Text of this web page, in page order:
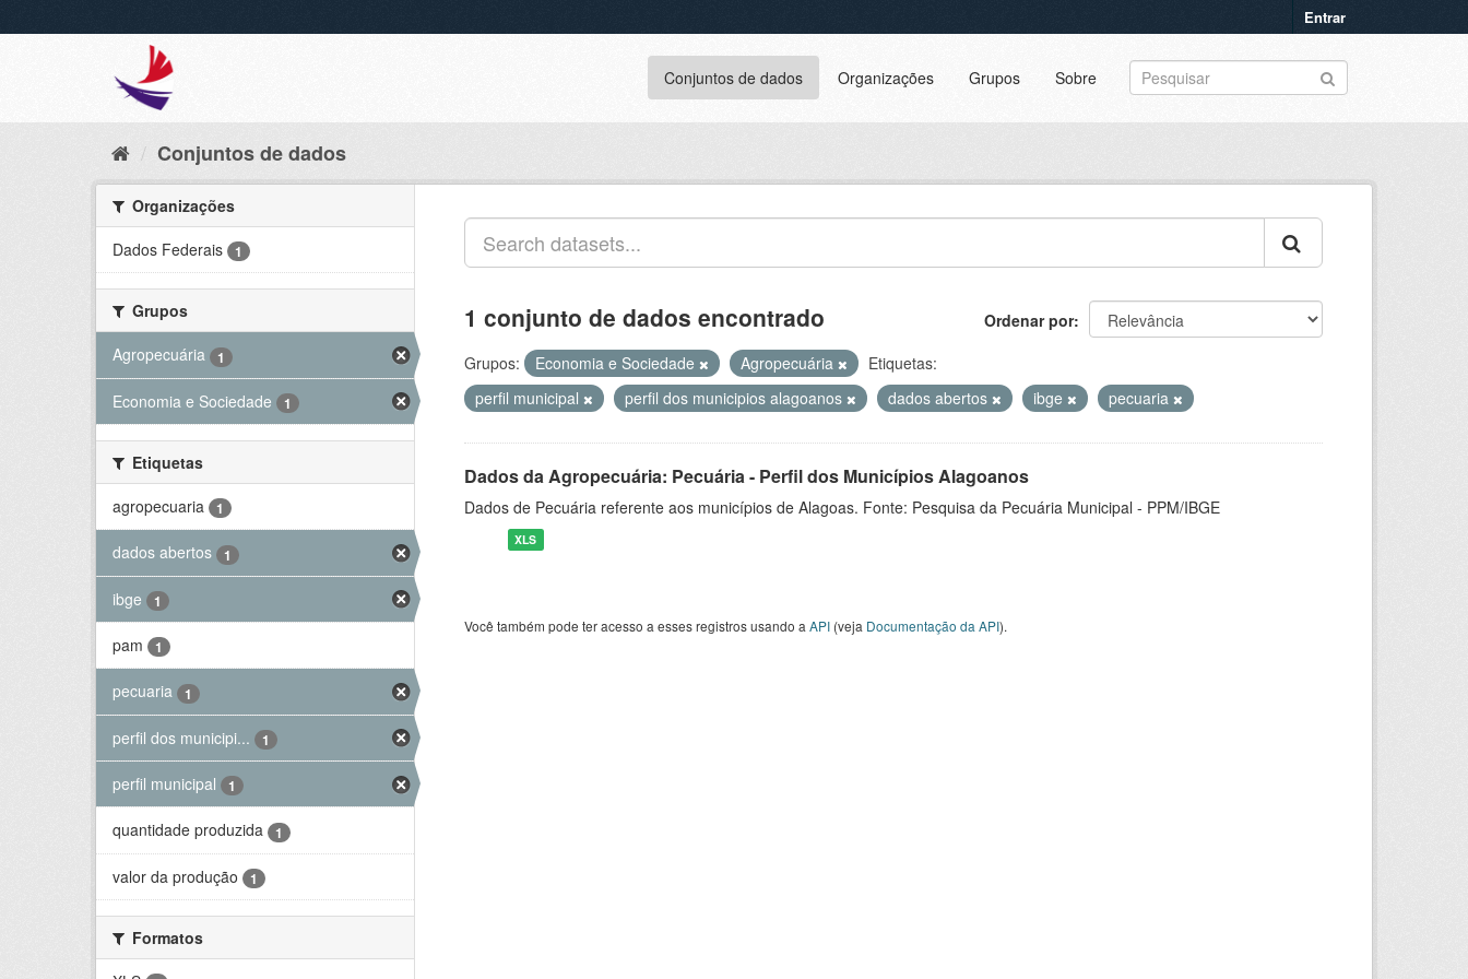
Entrar
Conjuntos de dados Organizações Grupos Sobre
Conjuntos de dados
Organizações
Dados Federais
1
Grupos
Agropecuária
1
Economia e Sociedade 1
Etiquetas
agropecuaria
1
dados abertos 1
ibge 1
pam 1
pecuaria 1
perfil dos municipi... 1
perfil municipal 1
quantidade produzida 1
valor da produção 1
Formatos
Ordenar por
1 conjunto de dados encontrado
Grupos: Economia e Sociedade Agropecuária
Etiquetas:
perfil municipal
perfil dos municipios alagoanos dados abertos ibge pecuaria
Dados da Agropecuária: Pecuária - Perfil dos Municípios Alagoanos
Dados de Pecuária referente aos municípios de Alagoas. Fonte: Pesquisa da Pecuária Municipal - PPM/IBGE
XLS
Você também pode ter acesso a esses registros usando a API (veja Documentação da API).